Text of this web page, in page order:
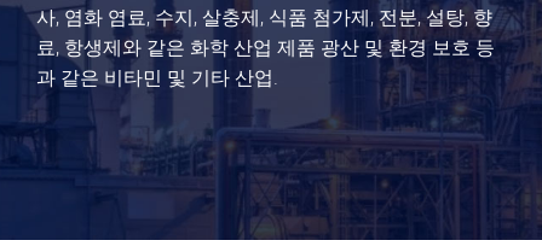
사, 염화 염료, 수지, 살충제, 식품 첨가제, 전분, 설탕, 향
료, 항생제와 같은 화학 산업 제품 광산 및 환경 보호 등
과 같은 비타민 및 기타 산업.